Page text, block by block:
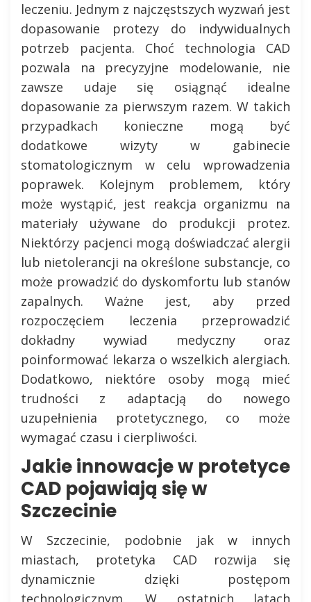
leczeniu. Jednym z najczęstszych wyzwań jest
dopasowanie protezy do indywidualnych
potrzeb pacjenta. Choć technologia CAD
pozwala na precyzyjne modelowanie, nie
zawsze udaje się osiągnąć idealne
dopasowanie za pierwszym razem. W takich
przypadkach konieczne mogą być
dodatkowe wizyty w gabinecie
stomatologicznym w celu wprowadzenia
poprawek. Kolejnym problemem, który
może wystąpić, jest reakcja organizmu na
materiały używane do produkcji protez.
Niektórzy pacjenci mogą doświadczać alergii
lub nietolerancji na określone substancje, co
może prowadzić do dyskomfortu lub stanów
zapalnych. Ważne jest, aby przed
rozpoczęciem leczenia przeprowadzić
dokładny wywiad medyczny oraz
poinformować lekarza o wszelkich alergiach.
Dodatkowo, niektóre osoby mogą mieć
trudności z adaptacją do nowego
uzupełnienia protetycznego, co może
wymagać czasu i cierpliwości.
Jakie innowacje w protetyce
CAD pojawiają się w
Szczecinie
W Szczecinie, podobnie jak w innych
miastach, protetyka CAD rozwija się
dynamicznie dzięki postępom
technologicznym. W ostatnich latach